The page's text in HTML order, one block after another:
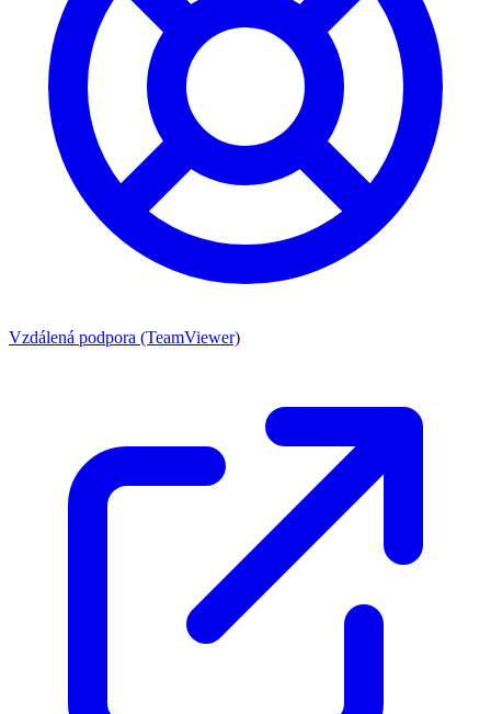
Vzdálená podpora (TeamViewer)